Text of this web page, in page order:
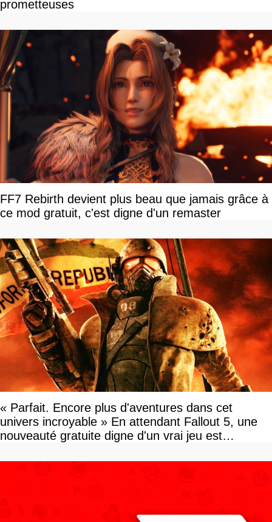
prometteuses
FF7 Rebirth devient plus beau que jamais grâce à
ce mod gratuit, c'est digne d'un remaster
« Parfait. Encore plus d'aventures dans cet
univers incroyable » En attendant Fallout 5, une
nouveauté gratuite digne d'un vrai jeu est